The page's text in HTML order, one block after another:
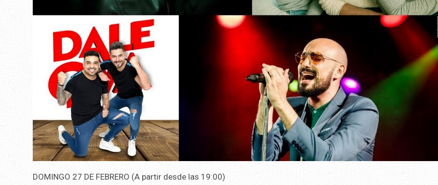
DOMINGO 27 DE FEBRERO (A partir desde las 19:00)